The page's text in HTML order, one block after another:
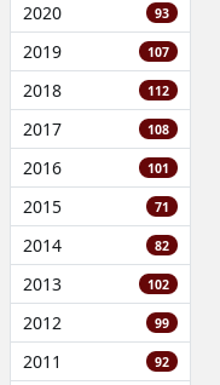
2020 93
2019 107
2018 112
2017 108
2016 101
2015 71
2014 82
2013 102
2012 99
2011 92